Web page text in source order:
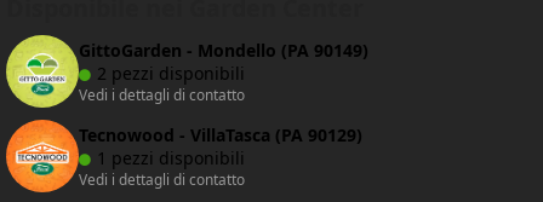
GittoGarden - Mondello (PA 90149)
2 pezzi disponibili
Vedi i dettagli di contatto
Tecnowood - VillaTasca (PA 90129)
1 pezzi disponibili
Vedi i dettagli di contatto